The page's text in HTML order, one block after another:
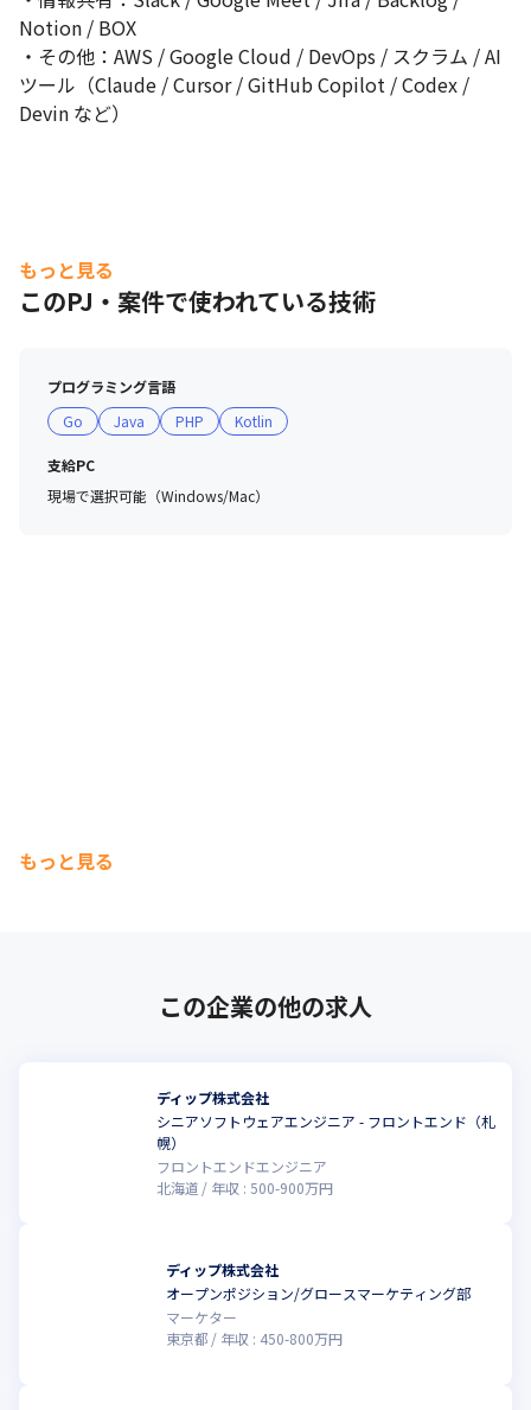
Notion / BOX
・その他：AWS / Google Cloud / DevOps / スクラム / AI
ツール（Claude / Cursor / GitHub Copilot / Codex /
Devin など）
もっと見る
このPJ・案件で使われている技術
プログラミング言語
Go
Java PHP Kotlin
支給PC
現場で選択可能（Windows/Mac）
もっと見る
この企業の他の求人
ディップ株式会社
シニアソフトウェアエンジニア - フロントエンド（札
幌）
フロントエンドエンジニア
北海道
年収 : 500-900万円
ディップ株式会社
オープンポジション/グロースマーケティング部
マーケター
東京都
年収 : 450-800万円